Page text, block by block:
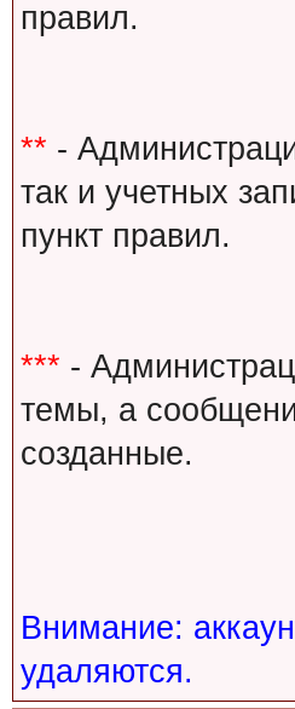
правил.
** -
так и учетных
пункт правил.
*** -
темы, а
созданные.
Внимание:
удаляются.